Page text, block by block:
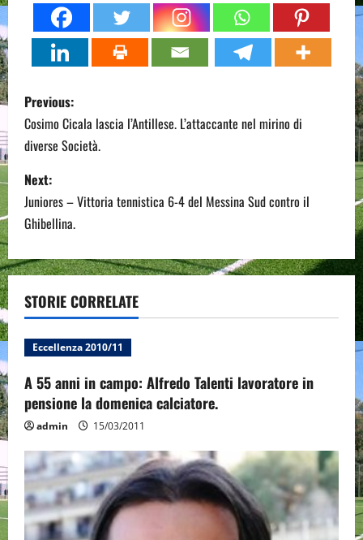
P
o
s
t
n
a
v
i
g
a
t
i
o
Previous:
Cosimo Cicala lascia l’Antillese. L’attaccante nel mirino di
diverse Società.
Next:
Juniores – Vittoria tennistica 6-4 del Messina Sud contro il
Ghibellina.
STORIE CORRELATE
Eccellenza 2010/11
A 55 anni in campo: Alfredo Talenti lavoratore in
pensione la domenica calciatore.
admin 15/03/2011